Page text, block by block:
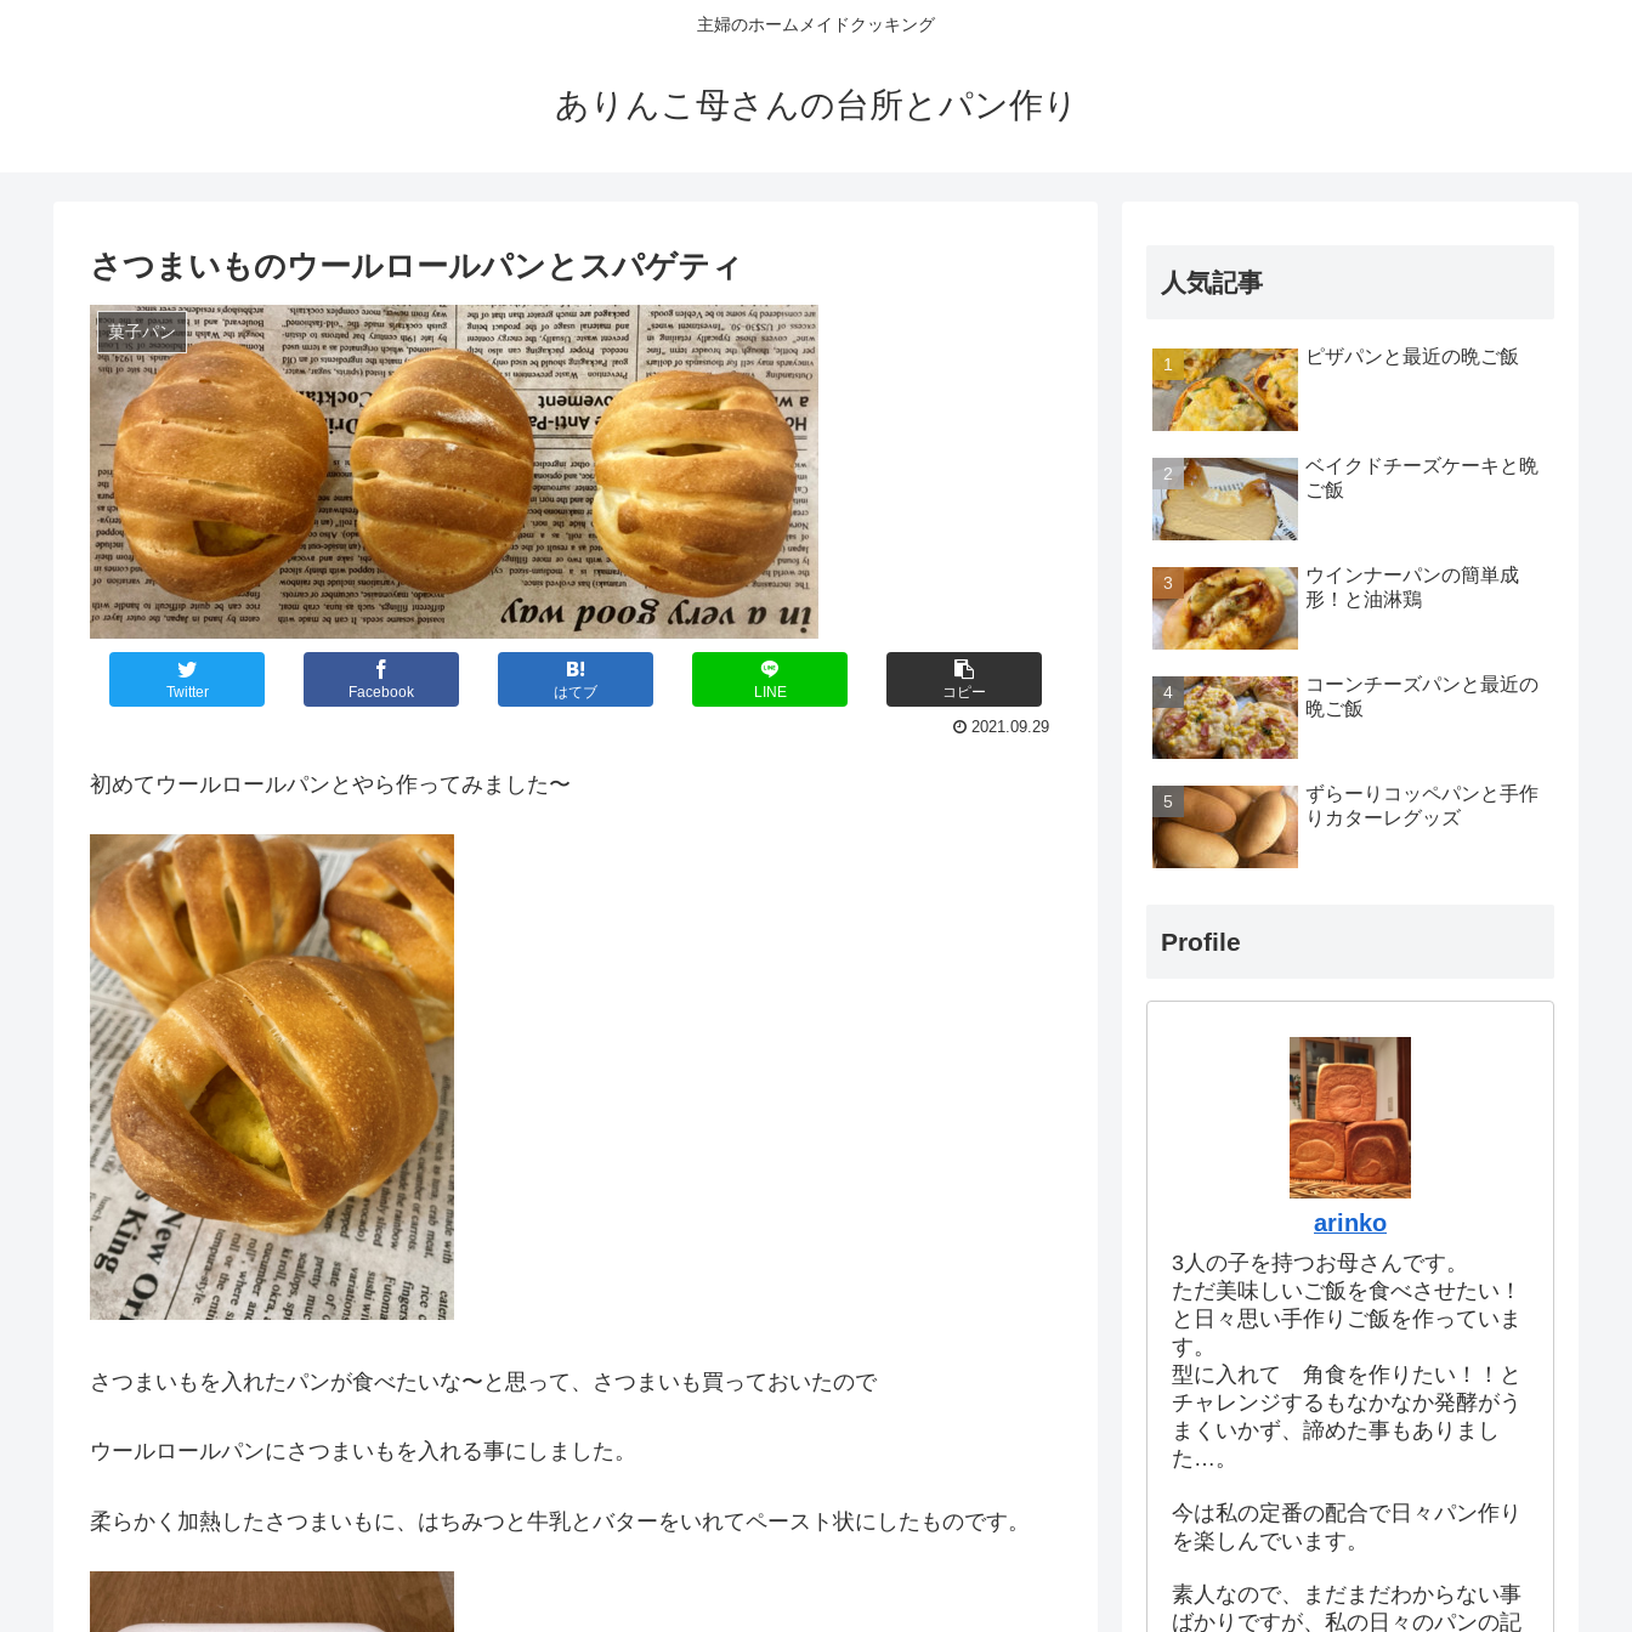
主婦のホームメイドクッキング
ありんこ母さんの台所とパン作り
さつまいものウールロールパンとスパゲティ
菓子パン
Twitter Facebook はてブ LINE コピー
2021.09.29
初めてウールロールパンとやら作ってみました〜
さつまいもを入れたパンが食べたいな〜と思って、さつまいも買っておいたので
ウールロールパンにさつまいもを入れる事にしました。
柔らかく加熱したさつまいもに、はちみつと牛乳とバターをいれてペースト状にしたものです。
人気記事
ピザパンと最近の晩ご飯
ベイクドチーズケーキと晩
ご飯
ウインナーパンの簡単成
形！と油淋鶏
コーンチーズパンと最近の
晩ご飯
ずらーりコッペパンと手作
りカターレグッズ
Profile
arinko
3人の子を持つお母さんです。
ただ美味しいご飯を食べさせたい！
と日々思い手作りご飯を作っていま
す。
型に入れて 角食を作りたい！！と
チャレンジするもなかなか発酵がう
まくいかず、諦めた事もありまし
た…。
今は私の定番の配合で日々パン作り
を楽しんでいます。
素人なので、まだまだわからない事
ばかりですが、私の日々のパンの記